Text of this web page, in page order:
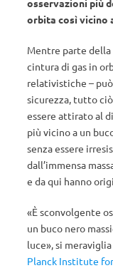
osservazioni più
orbita così vicino
Mentre parte
cintura di gas in
relativistiche –
sicurezza, tutto
essere attirato al
più vicino a un
senza essere
dall’immensa
e da qui hanno
«È sconvolgente
un buco nero
luce», si meraviglia
Planck Institute